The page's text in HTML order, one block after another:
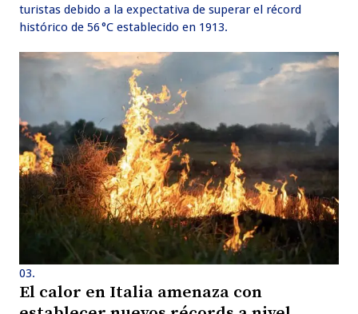
turistas debido a la expectativa de superar el récord
histórico de 56 °C establecido en 1913.
El calor en Italia amenaza con